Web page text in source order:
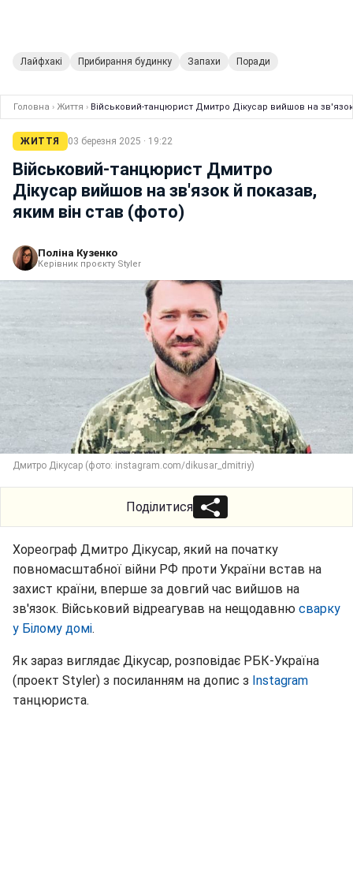
Лайфхакі Прибирання будинку Запахи Поради
Головна › Життя › Військовий-танцюрист Дмитро Дікусар вийшов на
ЖИТТЯ 03 березня 2025 · 19:22
Військовий-танцюрист Дмитро
Дікусар вийшов на зв'язок й показав,
яким він став (фото)
Поліна Кузенко
Керівник проєкту Styler
Дмитро Дікусар (фото: instagram.com/dikusar_dmitriy)
Поділитися
Хореограф Дмитро Дікусар, який на початку
повномасштабної війни РФ проти України встав на
захист країни, вперше за довгий час вийшов на
зв'язок. Військовий відреагував на нещодавню сварку
у Білому домі.
Як зараз виглядає Дікусар, розповідає РБК-Україна
(проект Styler) з посиланням на допис з Instagram
танцюриста.